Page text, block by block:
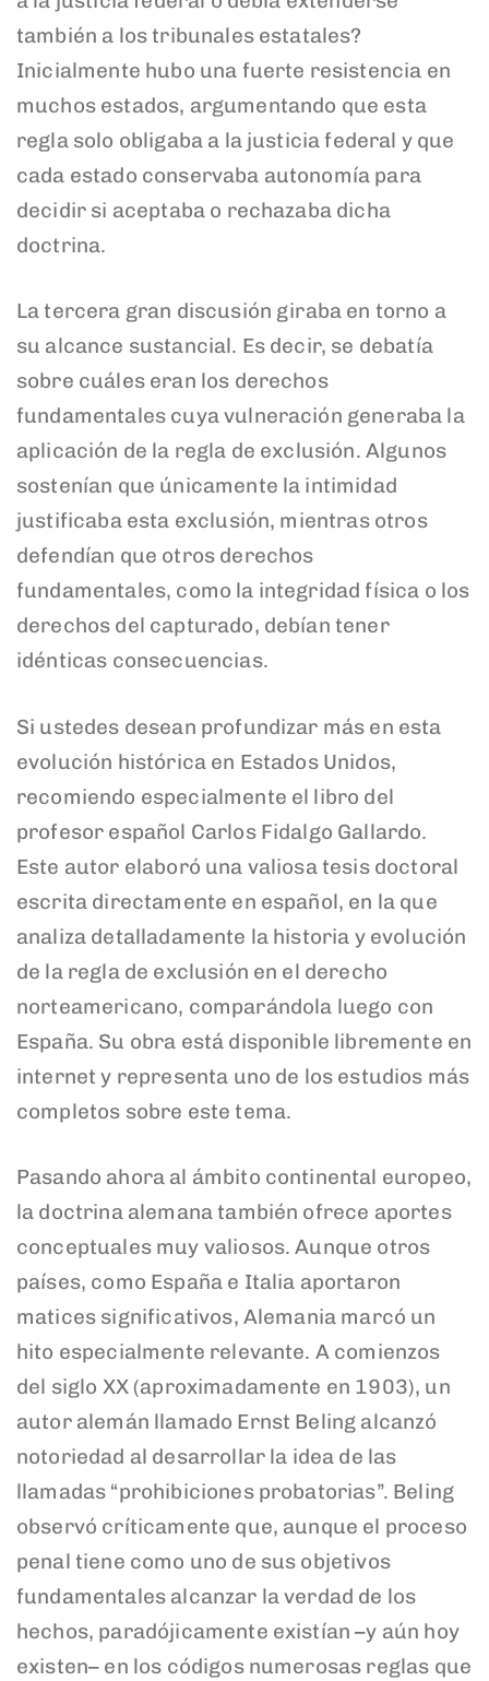
también a los tribunales estatales?
Inicialmente hubo una fuerte resistencia en
muchos estados, argumentando que esta
regla solo obligaba a la justicia federal y que
cada estado conservaba autonomía para
decidir si aceptaba o rechazaba dicha
doctrina.
La tercera gran discusión giraba en torno a
su alcance sustancial. Es decir, se debatía
sobre cuáles eran los derechos
fundamentales cuya vulneración generaba la
aplicación de la regla de exclusión. Algunos
sostenían que únicamente la intimidad
justificaba esta exclusión, mientras otros
defendían que otros derechos
fundamentales, como la integridad física o los
derechos del capturado, debían tener
idénticas consecuencias.
Si ustedes desean profundizar más en esta
evolución histórica en Estados Unidos,
recomiendo especialmente el libro del
profesor español Carlos Fidalgo Gallardo.
Este autor elaboró una valiosa tesis doctoral
escrita directamente en español, en la que
analiza detalladamente la historia y evolución
de la regla de exclusión en el derecho
norteamericano, comparándola luego con
España. Su obra está disponible libremente en
internet y representa uno de los estudios más
completos sobre este tema.
Pasando ahora al ámbito continental europeo,
la doctrina alemana también ofrece aportes
conceptuales muy valiosos. Aunque otros
países, como España e Italia aportaron
matices significativos, Alemania marcó un
hito especialmente relevante. A comienzos
del siglo XX (aproximadamente en 1903), un
autor alemán llamado Ernst Beling alcanzó
notoriedad al desarrollar la idea de las
llamadas “prohibiciones probatorias”. Beling
observó críticamente que, aunque el proceso
penal tiene como uno de sus objetivos
fundamentales alcanzar la verdad de los
hechos, paradójicamente existían –y aún hoy
existen– en los códigos numerosas reglas que